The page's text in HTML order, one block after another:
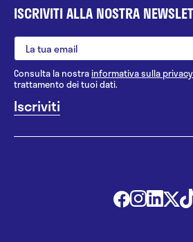
ISCRIVITI ALLA NOSTRA
Consulta la nostrainformativa sulla privacy
trattamento dei tuoi dati.